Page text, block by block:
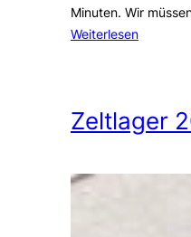
Minuten. Wir
Weiterlesen
Zeltlager